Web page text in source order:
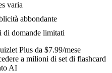
varia
abbondante
domande limitati
Plus da $7.99/mese
a milioni di set di flashcard
AI